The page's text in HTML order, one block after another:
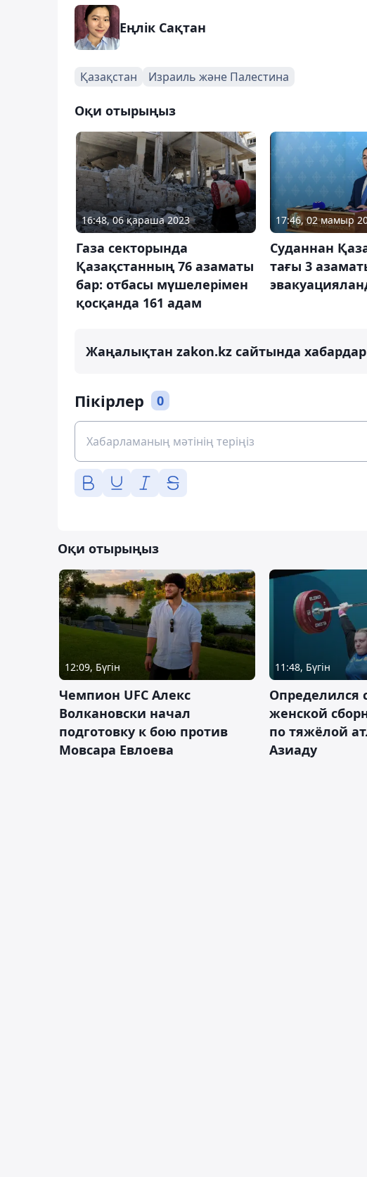
Еңлік Сақтан
Қазақстан Израиль және Палестина
Оқи отырыңыз
16:48, 06 қараша 2023
Газа секторында
Қазақстанның 76 азаматы
бар: отбасы мүшелерімен
қосқанда 161 адам
17:46, 02 мамыр
Суданнан
тағы 3
Жаңалықтан zakon.kz сайтында
Пікірлер 0
Оқи отырыңыз
12:09, Бүгін
Чемпион UFC Алекс
Волкановски начал
подготовку к бою против
Мовсара Евлоева
11:48, Бүгін
Определился
женской
по тяжёлой
Азиаду